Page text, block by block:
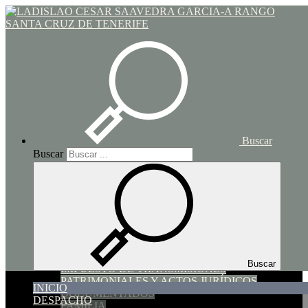
Buscar
Buscar
Buscar
INICIO
DESPACHO
Toggle navigation
SUCESIONES Y DONACIONES
HIPOTECARIO y COMPRAVENTA
IMPUESTO DE TRANSMISIONES
PATRIMONIALES Y ACTOS JURÍDICOS
DOCUMENTADOS
FAMILIA